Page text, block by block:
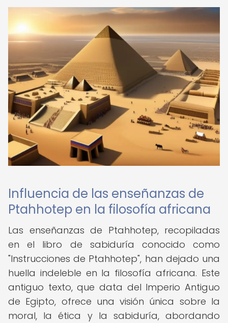
Influencia de las enseñanzas de
Ptahhotep en la filosofía africana
Las enseñanzas de Ptahhotep, recopiladas
en el libro de sabiduría conocido como
"Instrucciones de Ptahhotep", han dejado una
huella indeleble en la filosofía africana. Este
antiguo texto, que data del Imperio Antiguo
de Egipto, ofrece una visión única sobre la
moral, la ética y la sabiduría, abordando